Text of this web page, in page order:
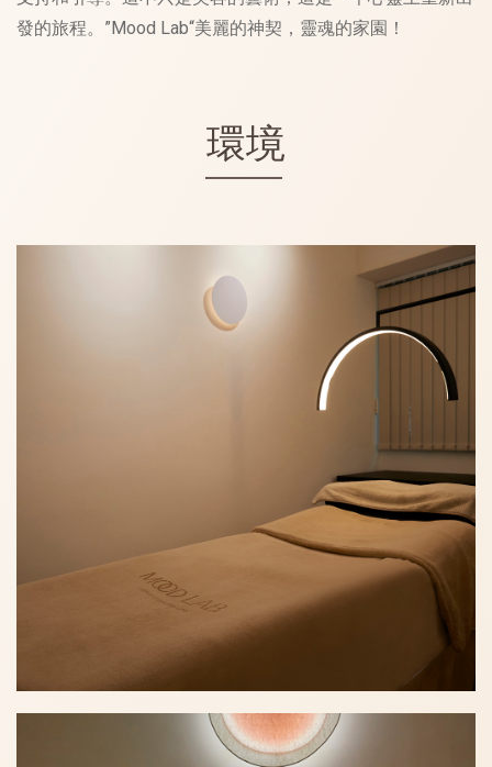
發的旅程。”Mood Lab“美麗的神契，靈魂的家園！
環境